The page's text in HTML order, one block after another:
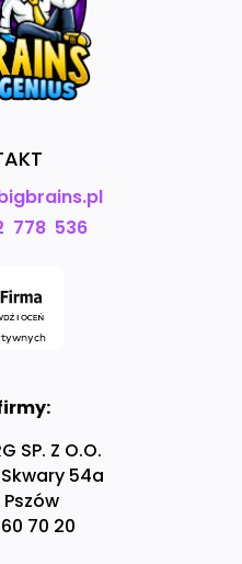
778 536
SP. Z O.O.
Skwary 54a
70 20